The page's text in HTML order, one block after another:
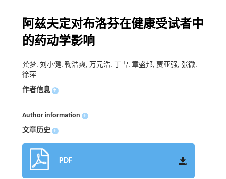
阿兹夫定对布洛芬在健康受试者中
的药动学影响
龚梦, 刘小健, 鞠浩爽, 万元浩, 丁雪, 章盛邦, 贾亚强, 张微,
徐萍
作者信息 +
Author information +
文章历史 +
PDF